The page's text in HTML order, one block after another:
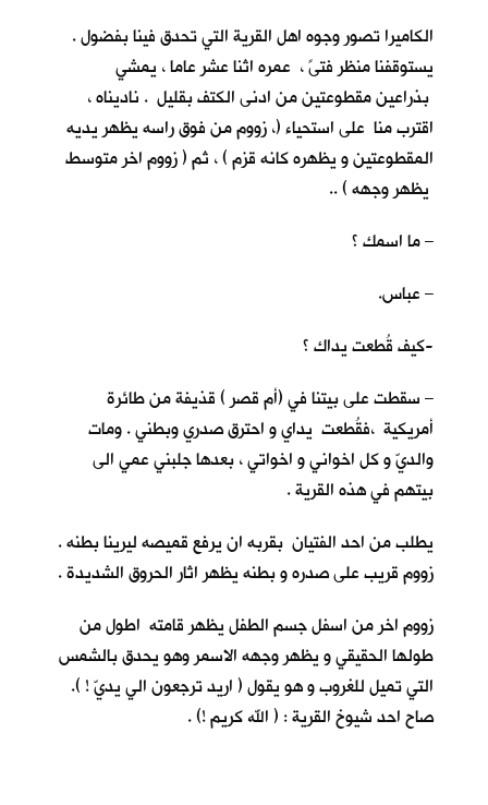
الكاميرا تصور وجوه اهل القرية التي تحدق فينا بفضول .
يستوقفنا منظر فتىً ، عمره اثنا عشر عاما ، يمشي
بذراعين مقطوعتين من ادنى الكتف بقليل . ناديناه ،
اقترب منا على استحياء (، زووم من فوق راسه يظهر يديه
المقطوعتين و يظهره كانه قزم ) ، ثم ( زووم اخر متوسط
يظهر وجهه ) ..
– ما اسمك ؟
– عباس.
-كيف قُطعت يداك ؟
– سقطت على بيتنا في (أم قصر ) قذيفة من طائرة
أمريكية ،فقُطعت يداي و احترق صدري وبطني . ومات
والديّ و كل اخواني و اخواتي ، بعدها جلبني عمي الى
بيتهم في هذه القرية .
يطلب من احد الفتيان بقربه ان يرفع قميصه ليرينا بطنه .
زووم قريب على صدره و بطنه يظهر اثار الحروق الشديدة .
زووم اخر من اسفل جسم الطفل يظهر قامته اطول من
طولها الحقيقي و يظهر وجهه الاسمر وهو يحدق بالشمس
التي تميل للغروب و هو يقول ( اريد ترجعون الي يديّ ! ).
صاح احد شيوخ القرية : ( الله كريم !) .